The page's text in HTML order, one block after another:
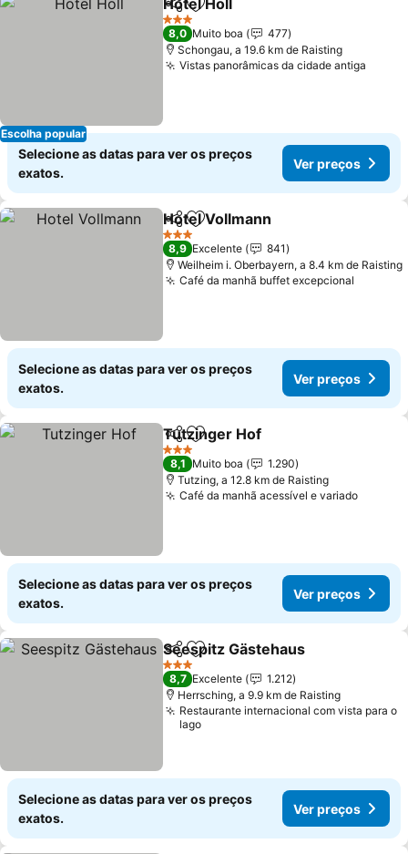
Escolha popular
PartilharAdicionar aos favoritos
Hotel Holl
3 Estrelas
8,0 Muito boa
477
Schongau, a 19.6 km de Raisting
Vistas panorâmicas da cidade antiga
Selecione as datas para ver os preços
exatos.
Ver preços
PartilharAdicionar aos favoritos
Hotel Vollmann
3 Estrelas
8,9 Excelente
841
Weilheim i. Oberbayern, a 8.4 km de Raisting
Café da manhã buffet excepcional
Selecione as datas para ver os preços
exatos.
Ver preços
PartilharAdicionar aos favoritos
Tutzinger Hof
3 Estrelas
8,1 Muito boa
1.290
Tutzing, a 12.8 km de Raisting
Café da manhã acessível e variado
Selecione as datas para ver os preços
exatos.
Ver preços
PartilharAdicionar aos favoritos
Seespitz Gästehaus
3 Estrelas
8,7 Excelente
1.212
Herrsching, a 9.9 km de Raisting
Restaurante internacional com vista para o
lago
Selecione as datas para ver os preços
exatos.
Ver preços